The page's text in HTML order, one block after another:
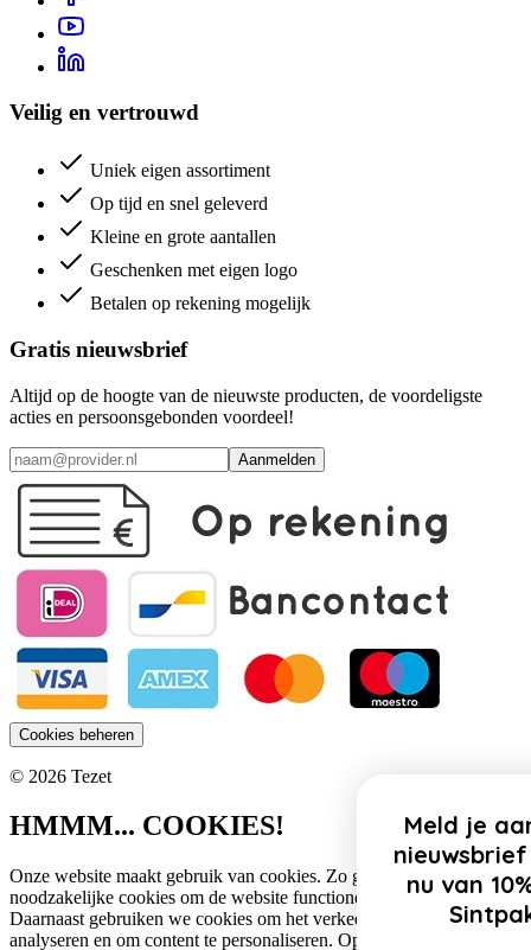
Veilig en vertrouwd
Uniek eigen assortiment
Op tijd en snel geleverd
Kleine en grote aantallen
Geschenken met eigen logo
Betalen op rekening mogelijk
Gratis nieuwsbrief
Altijd op de hoogte van de nieuwste producten, de voordeligste
acties en persoonsgebonden voordeel!
Aanmelden
Cookies beheren
© 2026 Tezet
HMMM... COOKIES!
Onze website maakt gebruik van cookies. Zo gebruiken wij
noodzakelijke cookies om de website functioneel te houden.
Daarnaast gebruiken we cookies om het verkeer op onze website te
analyseren en om content te personaliseren. Op deze manier
Meld je aan voor onze
nieuwsbrief en profiteer
nu van 10% korting op
Sintpakketten!